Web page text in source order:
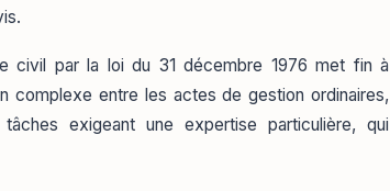
civil par la loi du 31 décembre 1976 met fin à
complexe entre les actes de gestion ordinaires,
exigeant une expertise particulière, qui